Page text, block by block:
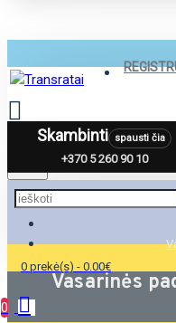
Menu
0 prekė(s) - 0.00€
0
Skambinti spausti čia
+370 5 260 90 10
Vasarinės